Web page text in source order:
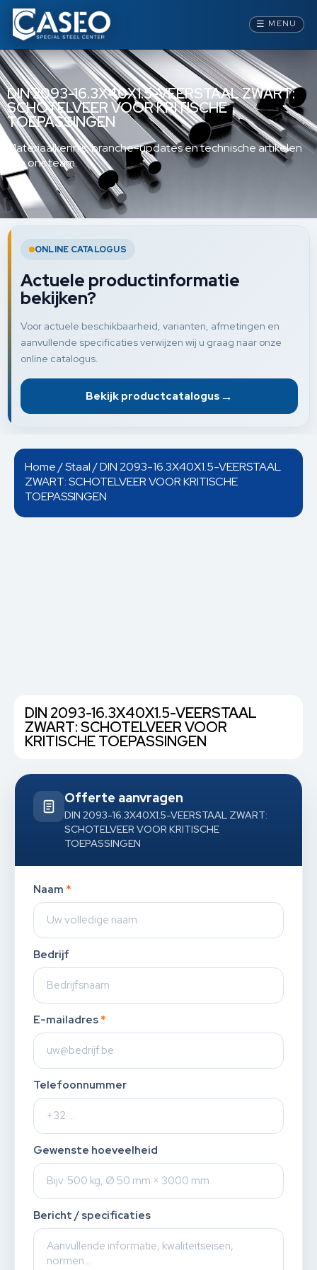
☰ MENU
DIN 2093-16.3X40X1.5-VEERSTAAL ZWART:
SCHOTELVEER VOOR KRITISCHE
TOEPASSINGEN
Materiaalkennis, branche-updates en technische artikelen
van ons team.
ONLINE CATALOGUS
Actuele productinformatie
bekijken?
Voor actuele beschikbaarheid, varianten, afmetingen en
aanvullende specificaties verwijzen wij u graag naar onze
online catalogus.
Bekijk productcatalogus →
Home/Staal/ DIN 2093-16.3X40X1.5-VEERSTAAL
ZWART: SCHOTELVEER VOOR KRITISCHE
TOEPASSINGEN
DIN 2093-16.3X40X1.5-VEERSTAAL
ZWART: SCHOTELVEER VOOR
KRITISCHE TOEPASSINGEN
Offerte aanvragen
DIN 2093-16.3X40X1.5-VEERSTAAL ZWART:
SCHOTELVEER VOOR KRITISCHE
TOEPASSINGEN
Naam *
Bedrijf
E-mailadres *
Telefoonnummer
Gewenste hoeveelheid
Bericht / specificaties